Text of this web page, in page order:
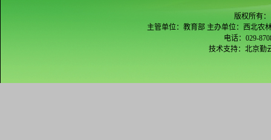
版权所有
主管单位：教育部 主办单位：西北农
电话：029-
技术支持： 北京勤